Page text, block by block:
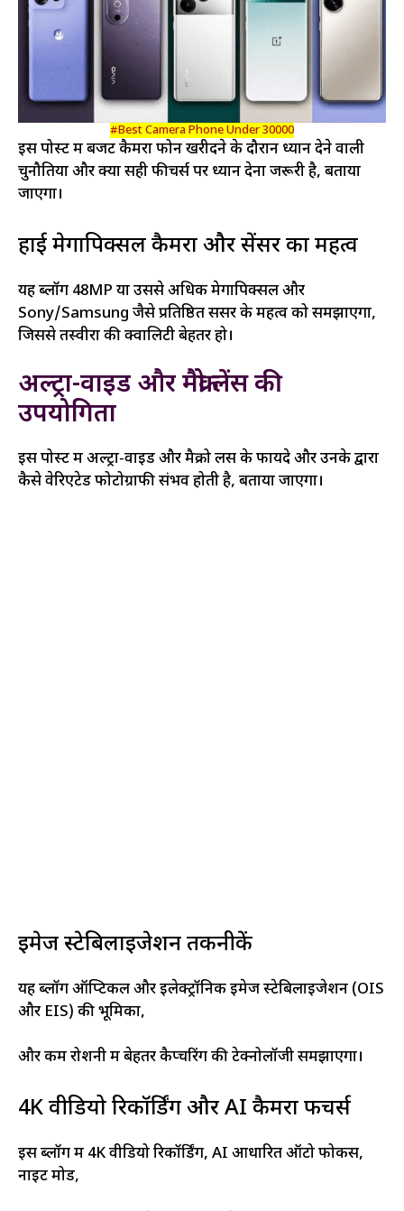
#Best Camera Phone Under 30000
इस पोस्ट में बजट कैमरा फोन खरीदने के दौरान ध्यान देने वाली
चुनौतियों और क्यों सही फीचर्स पर ध्यान देना जरूरी है, बताया
जाएगा।
हाई मेगापिक्सल कैमरा और सेंसर का महत्व
यह ब्लॉग 48MP या उससे अधिक मेगापिक्सल और
Sony/Samsung जैसे प्रतिष्ठित सेंसर के महत्व को समझाएगा,
जिससे तस्वीरों की क्वालिटी बेहतर हो।
अल्ट्रा-वाइड और मैक्रो लेंस की
उपयोगिता
इस पोस्ट में अल्ट्रा-वाइड और मैक्रो लेंस के फायदे और उनके द्वारा
कैसे वेरिएटेड फोटोग्राफी संभव होती है, बताया जाएगा।
इमेज स्टेबिलाइजेशन तकनीकें
यह ब्लॉग ऑप्टिकल और इलेक्ट्रॉनिक इमेज स्टेबिलाइजेशन (OIS
और EIS) की भूमिका,
और कम रोशनी में बेहतर कैप्चरिंग की टेक्नोलॉजी समझाएगा।
4K वीडियो रिकॉर्डिंग और AI कैमरा फीचर्स
इस ब्लॉग में 4K वीडियो रिकॉर्डिंग, AI आधारित ऑटो फोकस,
नाइट मोड,